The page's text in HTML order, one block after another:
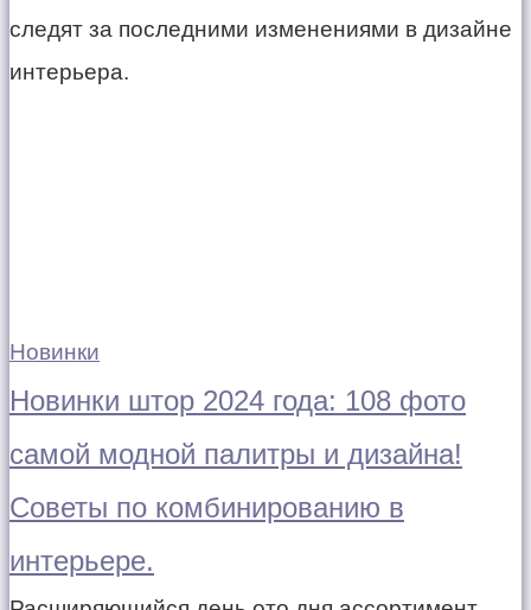
следят за последними изменениями в дизайне
интерьера.
Новинки
Новинки штор 2024 года: 108 фото
самой модной палитры и дизайна!
Советы по комбинированию в
интерьере.